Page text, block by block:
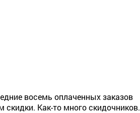
восемь оплаченных заказов
скидки. Как-то много скидочников.